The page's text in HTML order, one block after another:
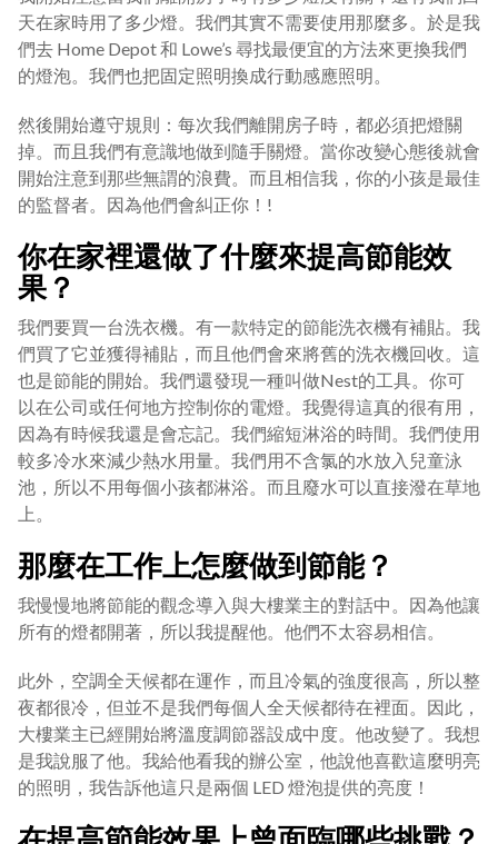
天在家時用了多少燈。我們其實不需要使用那麼多。於是我
們去 Home Depot 和 Lowe’s 尋找最便宜的方法來更換我們
的燈泡。我們也把固定照明換成行動感應照明。
然後開始遵守規則：每次我們離開房子時，都必須把燈關
掉。而且我們有意識地做到隨手關燈。當你改變心態後就會
開始注意到那些無謂的浪費。而且相信我，你的小孩是最佳
的監督者。因為他們會糾正你！!
你在家裡還做了什麼來提高節能效
果？
我們要買一台洗衣機。有一款特定的節能洗衣機有補貼。我
們買了它並獲得補貼，而且他們會來將舊的洗衣機回收。這
也是節能的開始。我們還發現一種叫做Nest的工具。你可
以在公司或任何地方控制你的電燈。我覺得這真的很有用，
因為有時候我還是會忘記。我們縮短淋浴的時間。我們使用
較多冷水來減少熱水用量。我們用不含氯的水放入兒童泳
池，所以不用每個小孩都淋浴。而且廢水可以直接潑在草地
上。
那麼在工作上怎麼做到節能？
我慢慢地將節能的觀念導入與大樓業主的對話中。因為他讓
所有的燈都開著，所以我提醒他。他們不太容易相信。
此外，空調全天候都在運作，而且冷氣的強度很高，所以整
夜都很冷，但並不是我們每個人全天候都待在裡面。因此，
大樓業主已經開始將溫度調節器設成中度。他改變了。我想
是我說服了他。我給他看我的辦公室，他說他喜歡這麼明亮
的照明，我告訴他這只是兩個 LED 燈泡提供的亮度！